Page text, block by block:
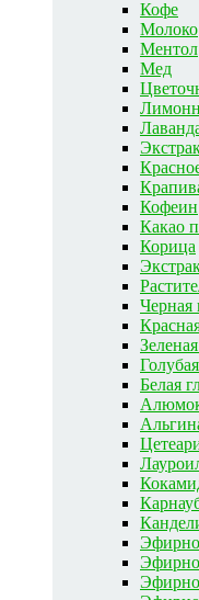
Кофе
Молоко
Ментол
Мед
Кофеин
Какао
Корица
Черная
Белая